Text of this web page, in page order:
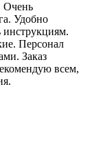
Очень
Удобно
инструкциям.
Персонал
Заказ
всем,